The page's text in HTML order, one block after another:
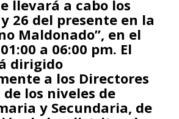
llevará a cabo los
26 del presente en la
Maldonado”, en el
a 06:00 pm. El
dirigido
a los Directores
de los niveles de
y Secundaria, de